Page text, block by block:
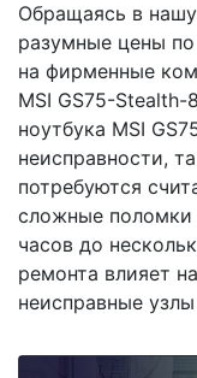
Обращаясь в
разумные цены
на фирменные
MSI GS75-
ноутбука MSI
неисправности,
потребуются
сложные поломки
часов до
ремонта влияет
неисправные